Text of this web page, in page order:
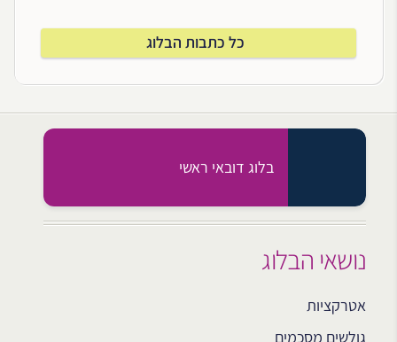
כל כתבות הבלוג
בלוג דובאי ראשי
נושאי הבלוג
אטרקציות
גולשים מסכמים